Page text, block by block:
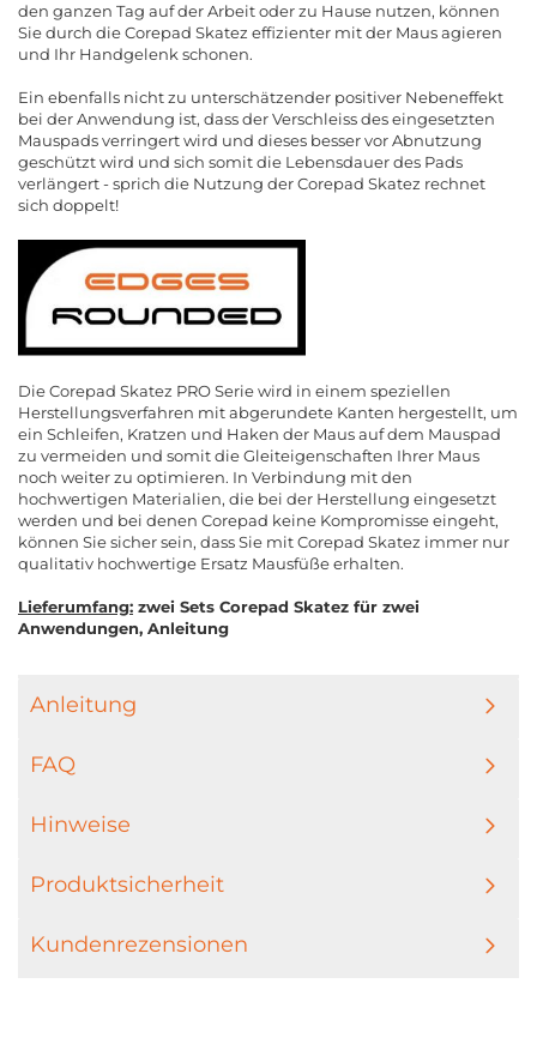
den ganzen Tag auf der Arbeit oder zu Hause nutzen, können
Sie durch die Corepad Skatez effizienter mit der Maus agieren
und Ihr Handgelenk schonen.
Ein ebenfalls nicht zu unterschätzender positiver Nebeneffekt
bei der Anwendung ist, dass der Verschleiss des eingesetzten
Mauspads verringert wird und dieses besser vor Abnutzung
geschützt wird und sich somit die Lebensdauer des Pads
verlängert - sprich die Nutzung der Corepad Skatez rechnet
sich doppelt!
Die Corepad Skatez PRO Serie wird in einem speziellen
Herstellungsverfahren mit abgerundete Kanten hergestellt, um
ein Schleifen, Kratzen und Haken der Maus auf dem Mauspad
zu vermeiden und somit die Gleiteigenschaften Ihrer Maus
noch weiter zu optimieren. In Verbindung mit den
hochwertigen Materialien, die bei der Herstellung eingesetzt
werden und bei denen Corepad keine Kompromisse eingeht,
können Sie sicher sein, dass Sie mit Corepad Skatez immer nur
qualitativ hochwertige Ersatz Mausfüße erhalten.
Lieferumfang: zwei Sets Corepad Skatez für zwei
Anwendungen, Anleitung
Anleitung
FAQ
Hinweise
Produktsicherheit
Kundenrezensionen